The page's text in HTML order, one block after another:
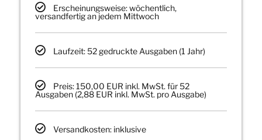
Erscheinungsweise: wöchentlich,
versandfertig an jedem Mittwoch
Laufzeit: 52 gedruckte Ausgaben (1 Jahr)
Preis: 150,00 EUR inkl. MwSt. für 52
Ausgaben (2,88 EUR inkl. MwSt. pro Ausgabe)
Versandkosten: inklusive